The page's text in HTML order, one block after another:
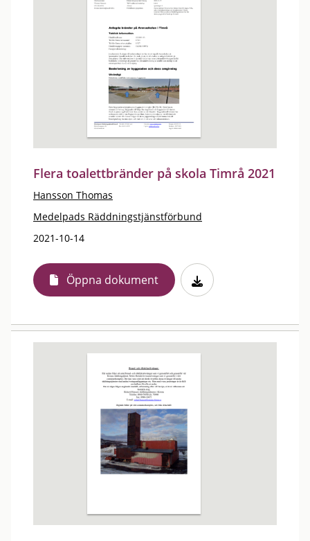
Flera toalettbränder på skola Timrå 2021
Hansson Thomas
Medelpads Räddningstjänstförbund
2021-10-14
Öppna dokument